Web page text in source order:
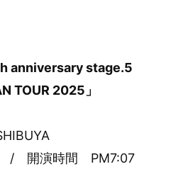
anniversary stage.5
TOUR 2025」
/ 開演時間 PM7:07